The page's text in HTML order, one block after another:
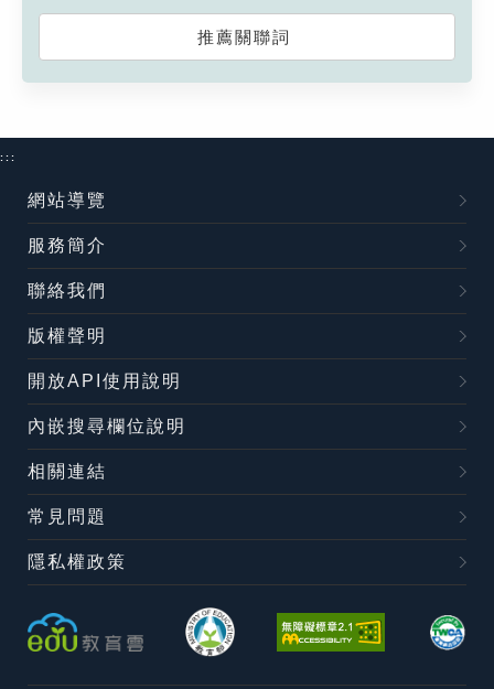
推薦關聯詞
:::
網站導覽
服務簡介
聯絡我們
版權聲明
開放API使用說明
內嵌搜尋欄位說明
相關連結
常見問題
隱私權政策